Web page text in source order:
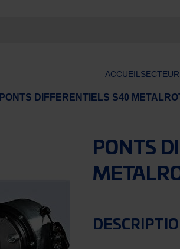
ACCUEIL
PONTS DIFFERENTIELS S40
PONTS